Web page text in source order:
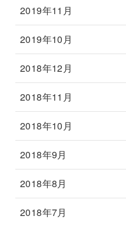
2019年11月
2019年10月
2018年12月
2018年11月
2018年10月
2018年9月
2018年8月
2018年7月